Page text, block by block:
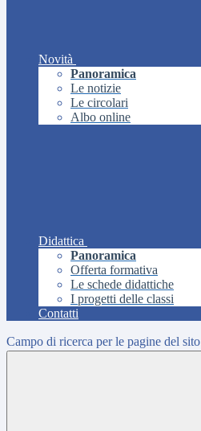
Novità
Panoramica
Le notizie
Le circolari
Albo online
Didattica
Panoramica
Offerta formativa
Le schede didattiche
I progetti delle classi
Contatti
Campo di ricerca per le pagine del sito